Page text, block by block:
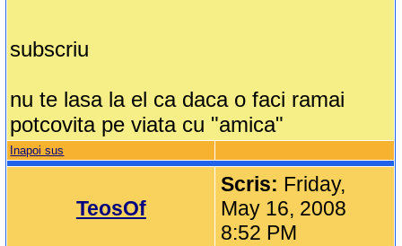
subscriu
nu te lasa la el ca daca o faci ramai
potcovita pe viata cu "amica"
Inapoi sus
TeosOf
Scris: Friday,
May 16, 2008
8:52 PM